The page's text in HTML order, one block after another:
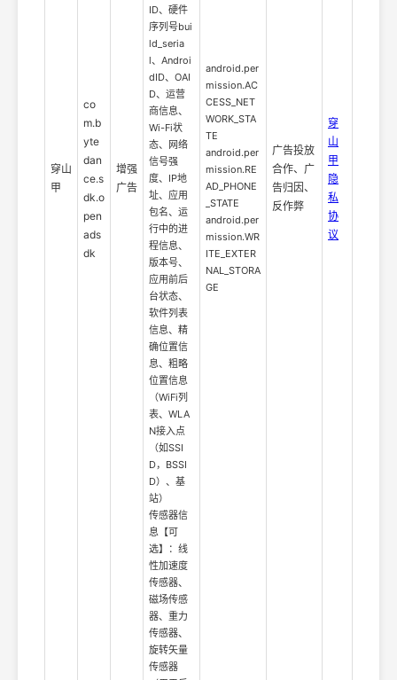
穿山
甲
co
m.b
yte
dan
ce.s
dk.o
pen
ads
dk
增强
广告
ID、硬件
序列号bui
ld_seria
l、Androi
dID、OAI
D、运营
商信息、
Wi-Fi状
态、网络
信号强
度、IP地
址、应用
包名、运
行中的进
程信息、
版本号、
应用前后
台状态、
软件列表
信息、精
确位置信
息、粗略
位置信息
（WiFi列
表、WLA
N接入点
（如SSI
D，BSSI
D）、基
站）
传感器信
息【可
选】：线
性加速度
传感器、
磁场传感
器、重力
传感器、
旋转矢量
传感器
android.per
mission.AC
CESS_NET
WORK_STA
TE
android.per
mission.RE
AD_PHONE
_STATE
android.per
mission.WR
ITE_EXTER
NAL_STORA
GE
广告投放
合作、广
告归因、
反作弊
穿
山
甲
隐
私
协
议